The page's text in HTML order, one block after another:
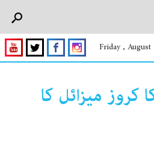
Friday ,
کروز میزائل کا